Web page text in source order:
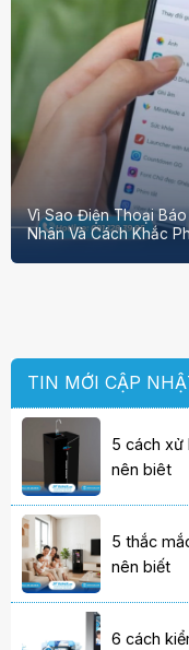
Vì Sao Điện Thoại
Nhân Và Cách Khắc
TIN MỚI CẬP
5 cách xử
nên biêt
5 thắc
nên biết
6 cách